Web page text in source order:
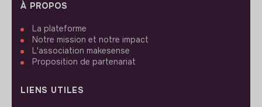
À PROPOS
La plateforme
Notre mission et notre impact
L'association makesense
Proposition de partenariat
LIENS UTILES